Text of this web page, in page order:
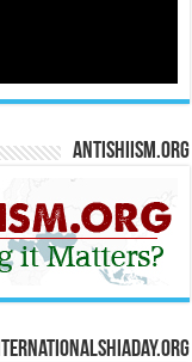
Antishiism.org